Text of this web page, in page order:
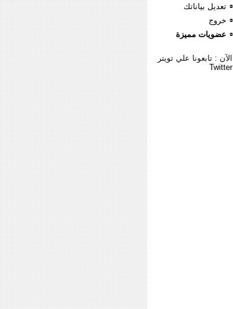
تعديل بياناتك
خروج
عضويات مميزة
الآن : تابعونا علي تويتر
Twitter